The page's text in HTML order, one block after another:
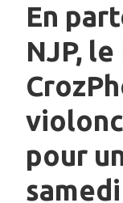
En
NJP,
pour